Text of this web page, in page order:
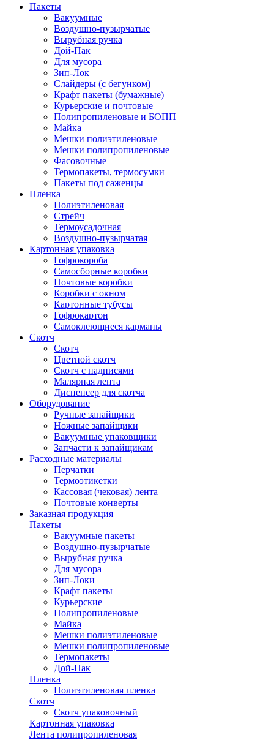
Пакеты
Вакуумные
Воздушно-пузырчатые
Вырубная ручка
Дой-Пак
Для мусора
Зип-Лок
Слайдеры (с бегунком)
Крафт пакеты (бумажные)
Курьерские и почтовые
Полипропиленовые и БОПП
Майка
Мешки полиэтиленовые
Мешки полипропиленовые
Фасовочные
Термопакеты, термосумки
Пакеты под саженцы
Пленка
Полиэтиленовая
Стрейч
Термоусадочная
Воздушно-пузырчатая
Картонная упаковка
Гофрокороба
Самосборные коробки
Почтовые коробки
Коробки с окном
Картонные тубусы
Гофрокартон
Самоклеющиеся карманы
Скотч
Скотч
Цветной скотч
Скотч с надписями
Малярная лента
Диспенсер для скотча
Оборудование
Ручные запайщики
Ножные запайщики
Вакуумные упаковщики
Запчасти к запайщикам
Расходные материалы
Перчатки
Термоэтикетки
Кассовая (чековая) лента
Почтовые конверты
Заказная продукция
Пакеты
Вакуумные пакеты
Воздушно-пузырчатые
Вырубная ручка
Для мусора
Зип-Локи
Крафт пакеты
Курьерские
Полипропиленовые
Майка
Мешки полиэтиленовые
Мешки полипропиленовые
Термопакеты
Дой-Пак
Пленка
Полиэтиленовая пленка
Скотч
Скотч упаковочный
Картонная упаковка
Лента полипропиленовая